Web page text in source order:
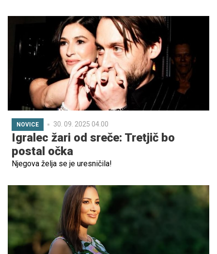
Preverite, kam se decembra odpraviti z otroki, da bo
zadnji mesec leta res čaroben in nepozaben, ter izberite
najljubše ideje za nepozabne družinske trenutke.
NOVICE 30. 09. 2025 04.00
Igralec žari od sreče: Tretjič bo
postal očka
Njegova želja se je uresničila!